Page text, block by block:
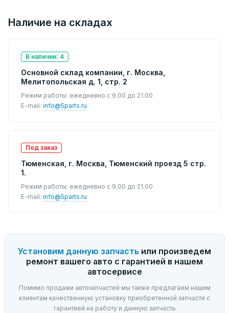
Наличие на складах
В наличии: 4
Основной склад компании, г. Москва,
Мелитопольская д. 1, стр. 2
Режим работы: ежедневно с 9.00 до 21.00
E-mail: info@5parts.ru
Под заказ
Тюменская, г. Москва, Тюменский проезд 5 стр.
1.
Режим работы: ежедневно с 9.00 до 21.00
E-mail: info@5parts.ru
Установим данную запчасть или произведем
ремонт вашего авто с гарантией в нашем
автосервисе
Помимо продажи автозапчастей мы также предлагаем нашим
клиентам качественную установку приобретенной запчасти с
гарантией на работу и данную запчасть